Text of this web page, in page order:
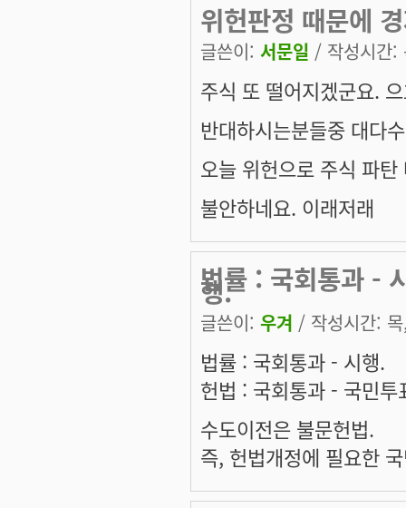
위헌판정 때문에
글쓴이: 서문일 / 작성시간
주식 또 떨어지겠군요.
반대하시는분들중 대다
오늘 위헌으로 주식 파
불안하네요. 이래저래
법률 : 국회통과 -
행.
글쓴이: 우겨 / 작성시간:
법률 : 국회통과 - 시행.
헌법 : 국회통과 - 국민투
수도이전은 불문헌법.
즉, 헌법개정에 필요한